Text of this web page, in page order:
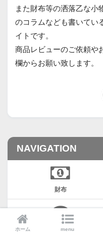
また財布等の洒落乙な小
のコラムなども書いてい
イトです。
商品レビューのご依頼や
欄からお願い致します。
NAVIGATION
財布
コラム
ホーム menu